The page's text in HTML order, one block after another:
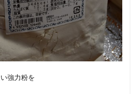
強力粉を